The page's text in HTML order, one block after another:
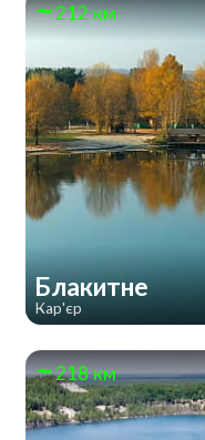
212 км
Блакитне
Кар'єр
218 км